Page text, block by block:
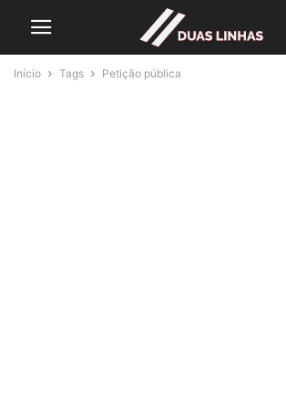
Início Tags Petição pública